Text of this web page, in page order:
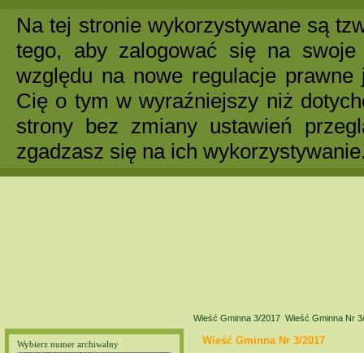
Na tej stronie wykorzystywane są
tego, aby zalogować się na
względu na nowe regulacje
Cię o tym w wyraźniejszy niż
strony bez zmiany ustawień
zgadzasz się na ich
Wybierz numer archiwalny
Wieść Gminna 3/2017 Wieść Gminna Nr
Wieść Gminna Nr 3/2017